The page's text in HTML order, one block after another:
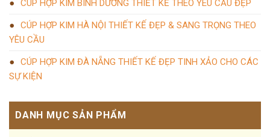
CÚP HỢP KIM BÌNH DƯƠNG THIẾT KẾ THEO YÊU CẦU ĐẸP
CÚP HỢP KIM HÀ NỘI THIẾT KẾ ĐẸP & SANG TRỌNG THEO
YÊU CẦU
CÚP HỢP KIM ĐÀ NẴNG THIẾT KẾ ĐẸP TINH XẢO CHO CÁC
SỰ KIỆN
DANH MỤC SẢN PHẨM